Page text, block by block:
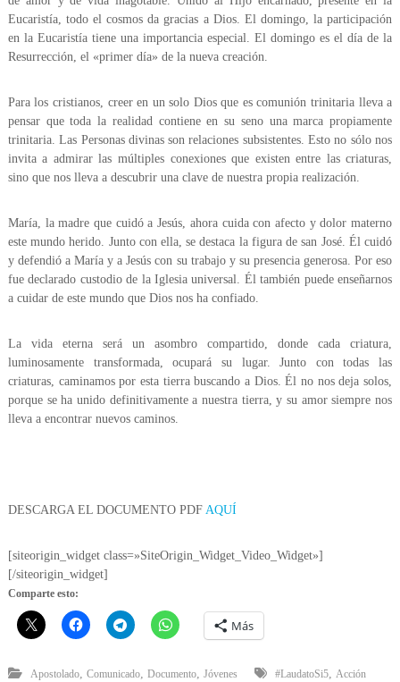
Eucaristía, todo el cosmos da gracias a Dios. El domingo, la participación
en la Eucaristía tiene una importancia especial. El domingo es el día de la
Resurrección, el «primer día» de la nueva creación.
Para los cristianos, creer en un solo Dios que es comunión trinitaria lleva a
pensar que toda la realidad contiene en su seno una marca propiamente
trinitaria. Las Personas divinas son relaciones subsistentes. Esto no sólo nos
invita a admirar las múltiples conexiones que existen entre las criaturas,
sino que nos lleva a descubrir una clave de nuestra propia realización.
María, la madre que cuidó a Jesús, ahora cuida con afecto y dolor materno
este mundo herido. Junto con ella, se destaca la figura de san José. Él cuidó
y defendió a María y a Jesús con su trabajo y su presencia generosa. Por eso
fue declarado custodio de la Iglesia universal. Él también puede enseñarnos
a cuidar de este mundo que Dios nos ha confiado.
La vida eterna será un asombro compartido, donde cada criatura,
luminosamente transformada, ocupará su lugar. Junto con todas las
criaturas, caminamos por esta tierra buscando a Dios. Él no nos deja solos,
porque se ha unido definitivamente a nuestra tierra, y su amor siempre nos
lleva a encontrar nuevos caminos.
DESCARGA EL DOCUMENTO PDF AQUÍ
[siteorigin_widget class=»SiteOrigin_Widget_Video_Widget»]
[/siteorigin_widget]
Comparte esto:
Más
Apostolado, Comunicado, Documento, Jóvenes #LaudatoSi5, Acción